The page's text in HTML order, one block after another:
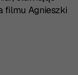
filmu Agnieszki